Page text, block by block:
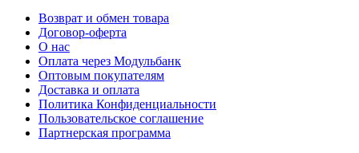
Возврат и обмен товара
Договор-оферта
О нас
Оплата через Модульбанк
Оптовым покупателям
Доставка и оплата
Политика Конфиденциальности
Пользовательское соглашение
Партнерская программа